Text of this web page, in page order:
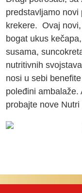
predstavljamo
krekere. Ovaj
bogat ukus
susama,
nutritivnih
nosi u sebi
poleđini ambalaže.
probajte nove